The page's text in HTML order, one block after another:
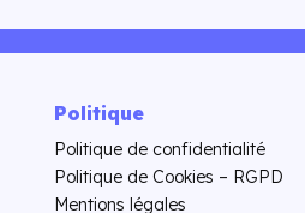
Politique
Politique de confidentialité
Politique de Cookies – RGPD
Mentions légales